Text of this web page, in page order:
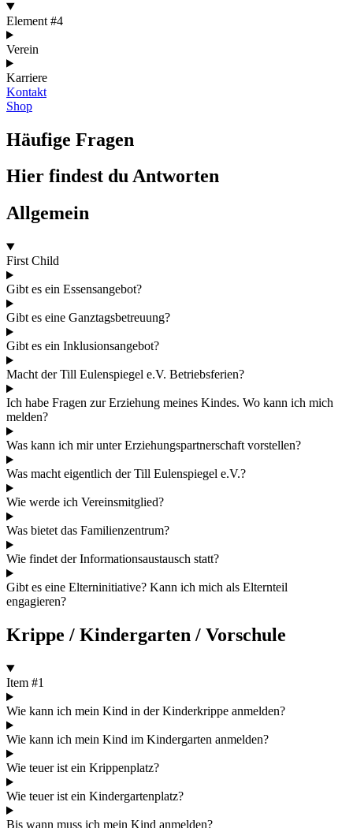
Element #4
Verein
Karriere
Kontakt
Shop
Häufige Fragen
Hier findest du Antworten
Allgemein
First Child
Gibt es ein Essensangebot?
Gibt es eine Ganztagsbetreuung?
Gibt es ein Inklusionsangebot?
Macht der Till Eulenspiegel e.V. Betriebsferien?
Ich habe Fragen zur Erziehung meines Kindes. Wo kann ich mich
melden?
Was kann ich mir unter Erziehungspartnerschaft vorstellen?
Was macht eigentlich der Till Eulenspiegel e.V.?
Wie werde ich Vereinsmitglied?
Was bietet das Familienzentrum?
Wie findet der Informationsaustausch statt?
Gibt es eine Elterninitiative? Kann ich mich als Elternteil
engagieren?
Krippe / Kindergarten / Vorschule
Item #1
Wie kann ich mein Kind in der Kinderkrippe anmelden?
Wie kann ich mein Kind im Kindergarten anmelden?
Wie teuer ist ein Krippenplatz?
Wie teuer ist ein Kindergartenplatz?
Bis wann muss ich mein Kind anmelden?